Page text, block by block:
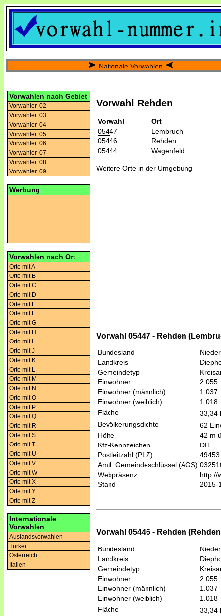
Nationale Vorwahlen
Vorwahlen nach Gebiet
Vorwahlen 02
Vorwahlen 03
Vorwahlen 04
Vorwahlen 05
Vorwahlen 06
Vorwahlen 07
Vorwahlen 08
Vorwahlen 09
Werbung
Vorwahlen nach Ort
Orte mit A
Orte mit B
Orte mit C
Orte mit D
Orte mit E
Orte mit F
Orte mit G
Orte mit H
Orte mit I
Orte mit J
Orte mit K
Orte mit L
Orte mit M
Orte mit N
Orte mit O
Orte mit P
Orte mit Q
Orte mit R
Orte mit S
Orte mit T
Orte mit U
Orte mit V
Orte mit W
Orte mit X
Orte mit Y
Orte mit Z
Internationale
Vorwahlen
Auslandsvorwahlen
Türkei
Österreich
Italien
Vorwahl Rehden
Vorwahl
Ort
05447
Lembruch
05446
Rehden
05444
Wagenfeld
Weitere Orte in der Umgebung
Vorwahl 05447 - Rehden
Bundesland
Landkreis
Gemeindetyp
Einwohner
2.055
Einwohner (männlich)
1.037
Einwohner (weiblich)
1.018
Fläche
33,34
Bevölkerungsdichte
62
Höhe
42 m
Kfz-Kennzeichen
DH
Postleitzahl (PLZ)
49453
Amtl. Gemeindeschlüssel (AGS)
Webpräsenz
http://
Stand
2015-
Vorwahl 05446 - Rehden
Bundesland
Landkreis
Gemeindetyp
Einwohner
2.055
Einwohner (männlich)
1.037
Einwohner (weiblich)
1.018
Fläche
33,34